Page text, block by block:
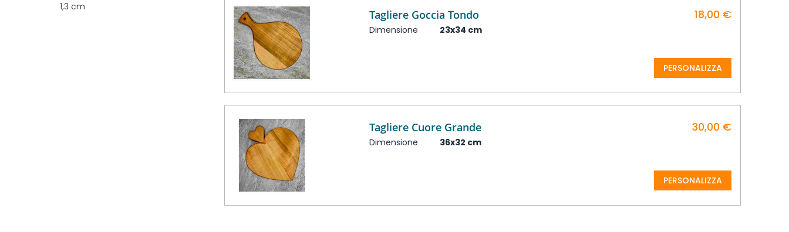
Tagliere Goccia Tondo
Dimensione 23x34 cm
18,00 €
PERSONALIZZA
Tagliere Cuore Grande
Dimensione 36x32 cm
30,00 €
PERSONALIZZA
1,3 cm